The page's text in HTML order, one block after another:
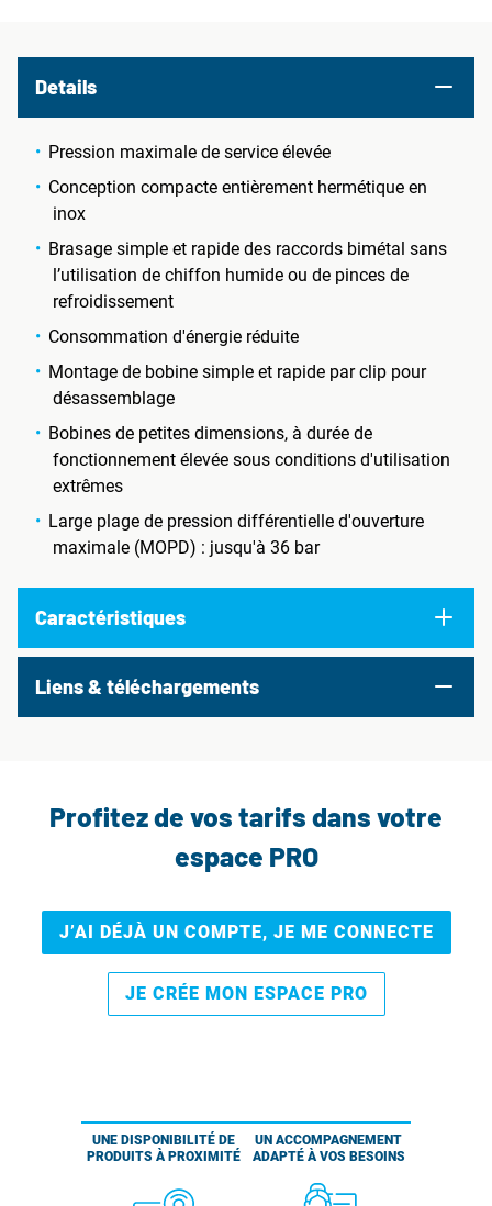
Details
Pression maximale de service élevée
Conception compacte entièrement hermétique en
inox
Brasage simple et rapide des raccords bimétal sans
l’utilisation de chiffon humide ou de pinces de
refroidissement
Consommation d'énergie réduite
Montage de bobine simple et rapide par clip pour
désassemblage
Bobines de petites dimensions, à durée de
fonctionnement élevée sous conditions d'utilisation
extrêmes
Large plage de pression différentielle d'ouverture
maximale (MOPD) : jusqu'à 36 bar
Caractéristiques
Liens & téléchargements
Profitez de vos tarifs dans votre
espace PRO
J’AI DÉJÀ UN COMPTE, JE ME CONNECTE
JE CRÉE MON ESPACE PRO
UNE DISPONIBILITÉ DE
PRODUITS À PROXIMITÉ
UN ACCOMPAGNEMENT
ADAPTÉ À VOS BESOINS